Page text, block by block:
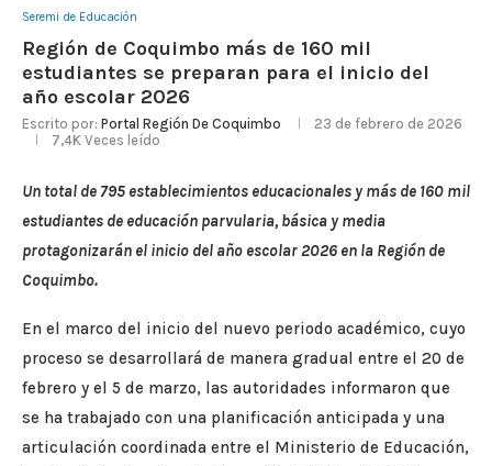
Seremi de Educación
Región de Coquimbo más de 160 mil
estudiantes se preparan para el inicio del
año escolar 2026
Escrito por: Portal Región De Coquimbo
23 de febrero de 2026
7,4K Veces leído
Un total de 795 establecimientos educacionales y más de 160 mil
estudiantes de educación parvularia, básica y media
protagonizarán el inicio del año escolar 2026 en la Región de
Coquimbo.
En el marco del inicio del nuevo periodo académico, cuyo
proceso se desarrollará de manera gradual entre el 20 de
febrero y el 5 de marzo, las autoridades informaron que
se ha trabajado con una planificación anticipada y una
articulación coordinada entre el Ministerio de Educación,